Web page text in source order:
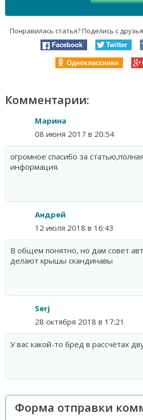
Понравилась статья? Поделись с
Facebook Twitter
Одноклассники
Комментарии:
Марина
08 июня 2017 в 20:54
огромное спасибо за
информация.
Андрей
12 июля 2018 в 16:43
В общем понятно, но дам совет
делают крышы скандинавы
Serj
28 октября 2018 в 17:21
У вас какой-то бред в рассчётах
Форма отправки